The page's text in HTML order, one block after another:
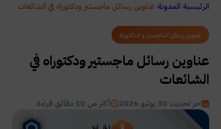
الرئيسية المدونة عناوين رسائل ماجستير ودكتوراه في الشائعات
عناوين رسائل الماجستير و الدكتوراة
عناوين رسائل ماجستير ودكتوراه في
الشائعات
اخر تحديث 30 يوليو 2026 أكثر من 10 دقائق قراءة